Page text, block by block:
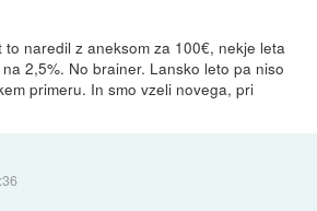
naredil z aneksom za 100€, nekje leta
2,5%. No brainer. Lansko leto pa niso
primeru. In smo vzeli novega, pri